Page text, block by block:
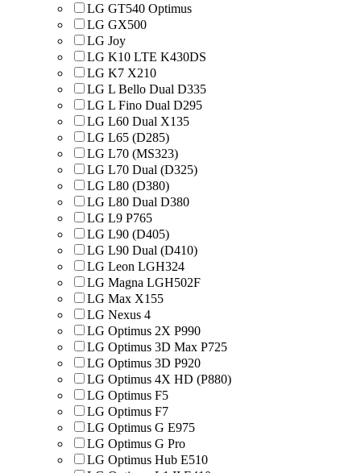
LG GT540 Optimus
LG GX500
LG Joy
LG K10 LTE K430DS
LG K7 X210
LG L Bello Dual D335
LG L Fino Dual D295
LG L60 Dual X135
LG L65 (D285)
LG L70 (MS323)
LG L70 Dual (D325)
LG L80 (D380)
LG L80 Dual D380
LG L9 P765
LG L90 (D405)
LG L90 Dual (D410)
LG Leon LGH324
LG Magna LGH502F
LG Max X155
LG Nexus 4
LG Optimus 2X P990
LG Optimus 3D Max P725
LG Optimus 3D P920
LG Optimus 4X HD (P880)
LG Optimus F5
LG Optimus F7
LG Optimus G E975
LG Optimus G Pro
LG Optimus Hub E510